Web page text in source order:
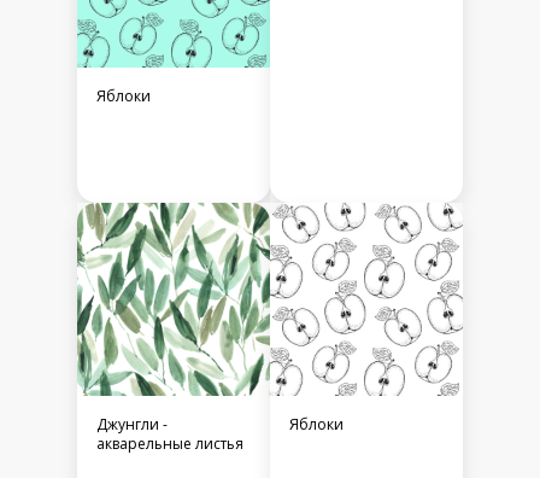
Яблоки
Джунгли -
акварельные листья
Яблоки